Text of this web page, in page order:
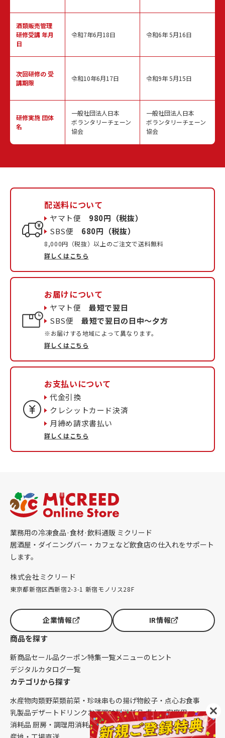
酒類販売管理
研修受講 年月
日
次回研修の受
講期限
研修実施 団体
名
令和7年6月18日
令和10年6月17日
一般社団法人日本
ボランタリーチェーン
協会
令和6年 5月16日
令和9年 5月15日
一般社団法人日本
ボランタリーチェーン
協会
配送料について
ヤマト便 980円（税抜）
SBS便 680円（税抜）
8,000円（税抜）以上のご注文で送料無料
詳しくはこちら
お届けについて
ヤマト便最短で翌日
SBS便最短で翌日の日中〜夕方
※お届けする地域によって異なります。
詳しくはこちら
お支払いについて
代金引換
クレシットカード決済
月締め請求書払い
詳しくはこちら
業務用の冷凍食品·食材·飲料通販 ミクリード
居酒屋・ダイニングバー・カフェなど飲食店の仕入れをサポート
します。
株式会社ミクリード
東京都新宿区西新宿2-3-1 新宿モノリス28F
企業情報 IR情報
商品を探す
新商品セール品クーポン特集一覧メニューのヒント
デジタルカタログ一覧
カテゴリから探す
水産物肉類野菜類前菜・珍味串もの揚げ物餃子・点心お食事
乳製品デザート ドリンク お酒調味料消耗品 卓上・客席用
消耗品 厨房・調理用消耗品 クレンリネス生鮮品（配送便限定）